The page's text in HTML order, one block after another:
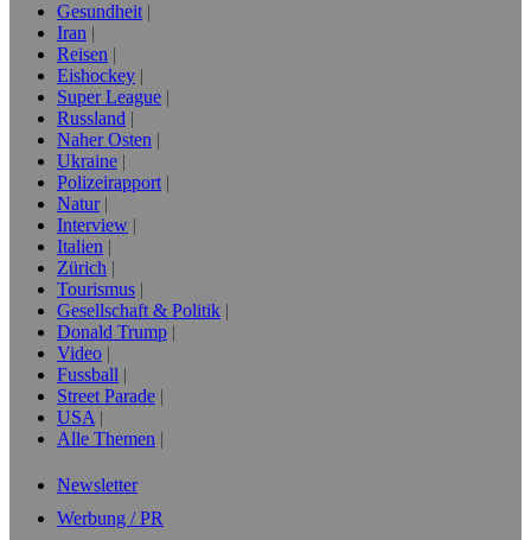
Gesundheit
Iran
Reisen
Eishockey
Super League
Russland
Naher Osten
Ukraine
Polizeirapport
Natur
Interview
Italien
Zürich
Tourismus
Gesellschaft & Politik
Donald Trump
Video
Fussball
Street Parade
USA
Alle Themen
Newsletter
Werbung / PR